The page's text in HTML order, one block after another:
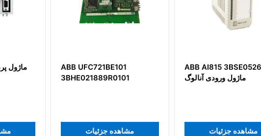
ABB AI815 3BSE052604R1
ماژول ورودی آنالوگ
مشاهده جزئیات
ABB NTAI04
مشاهده جزئیات